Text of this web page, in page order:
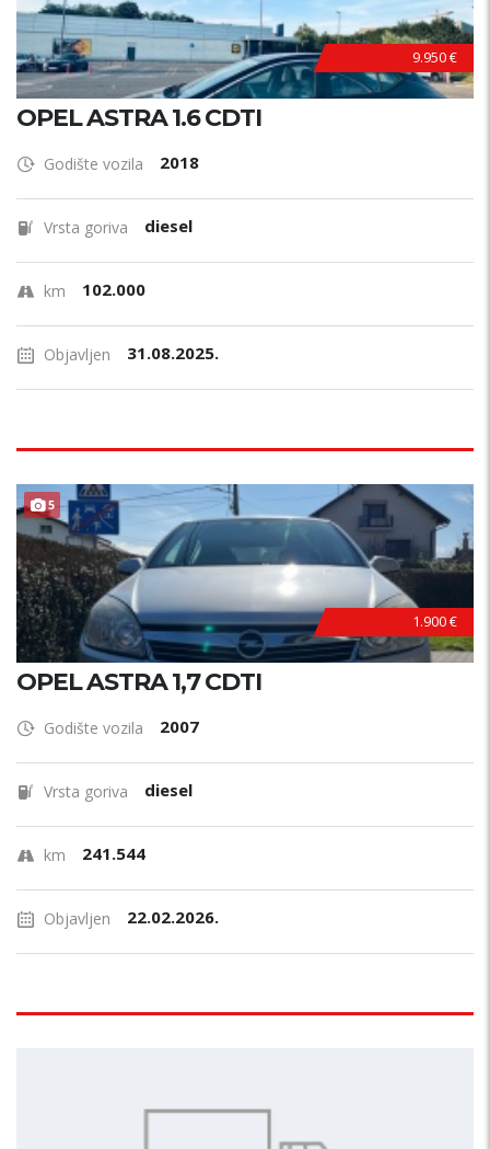
9.950 €
OPEL ASTRA 1.6 CDTI
Godište vozila 2018
Vrsta goriva diesel
km 102.000
Objavljen 31.08.2025.
5
1.900 €
OPEL ASTRA 1,7 CDTI
Godište vozila 2007
Vrsta goriva diesel
km 241.544
Objavljen 22.02.2026.